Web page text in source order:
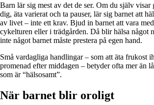
Barn lär sig mest av det de ser. Om du själv visar
dig, äta varierat och ta pauser, lär sig barnet att
av livet – inte ett krav. Bjud in barnet att vara
cykelturen eller i trädgården. Då blir hälsa något
inte något barnet måste prestera på egen hand.
Små vardagliga handlingar – som att äta frukost
promenad efter middagen – betyder ofta mer än
som är “hälsosamt”.
När barnet blir oroligt